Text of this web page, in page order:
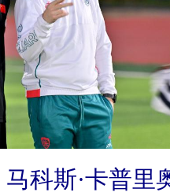
马科斯·卡普里